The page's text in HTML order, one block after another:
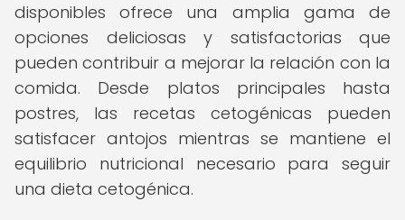
disponibles ofrece una amplia gama de
opciones deliciosas y satisfactorias que
pueden contribuir a mejorar la relación con la
comida. Desde platos principales hasta
postres, las recetas cetogénicas pueden
satisfacer antojos mientras se mantiene el
equilibrio nutricional necesario para seguir
una dieta cetogénica.